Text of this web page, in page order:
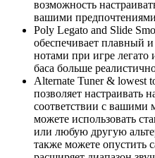
возможность
вашими
Poly Legato and Slide
обеспечивает плавный
нотами при игре легато
баса больше
Alternate Tuner & lowest
позволяет настраивать
соответствии с
можете использовать
или любую другую
также можете опустить